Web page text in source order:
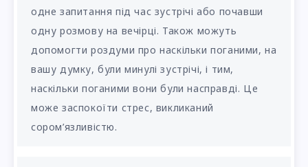
одне запитання під час зустрічі або почавши
одну розмову на вечірці. Також можуть
допомогти роздуми про наскільки поганими, на
вашу думку, були минулі зустрічі, і тим,
наскільки поганими вони були насправді. Це
може заспокоїти стрес, викликаний
сором’язливістю.